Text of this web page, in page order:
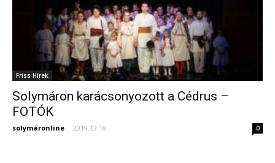
Friss Hírek
Solymáron karácsonyozott a Cédrus –
FOTÓK
solymáronline - 2019.12.18. 0